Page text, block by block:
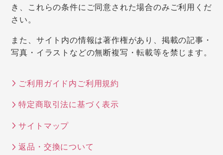
き、これらの条件にご同意された場合のみご利用くだ
さい。
また、サイト内の情報は著作権があり、掲載の記事・
写真・イラストなどの無断複写・転載等を禁じます。
ご利用ガイド内ご利用規約
特定商取引法に基づく表示
サイトマップ
返品・交換について